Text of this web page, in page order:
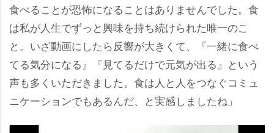
食べることが恐怖になることはありませんでした。食
は私が人生でずっと興味を持ち続けられた唯一のこ
と。いざ動画にしたら反響が大きくて、『一緒に食べ
てる気分になる』『見てるだけで元気が出る』という
声も多くいただきました。食は人と人をつなぐコミュ
ニケーションでもあるんだ、と実感しましたね」